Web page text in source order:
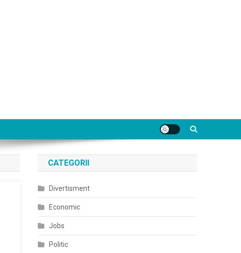
CATEGORII
Divertisment
Economic
Jobs
Politic